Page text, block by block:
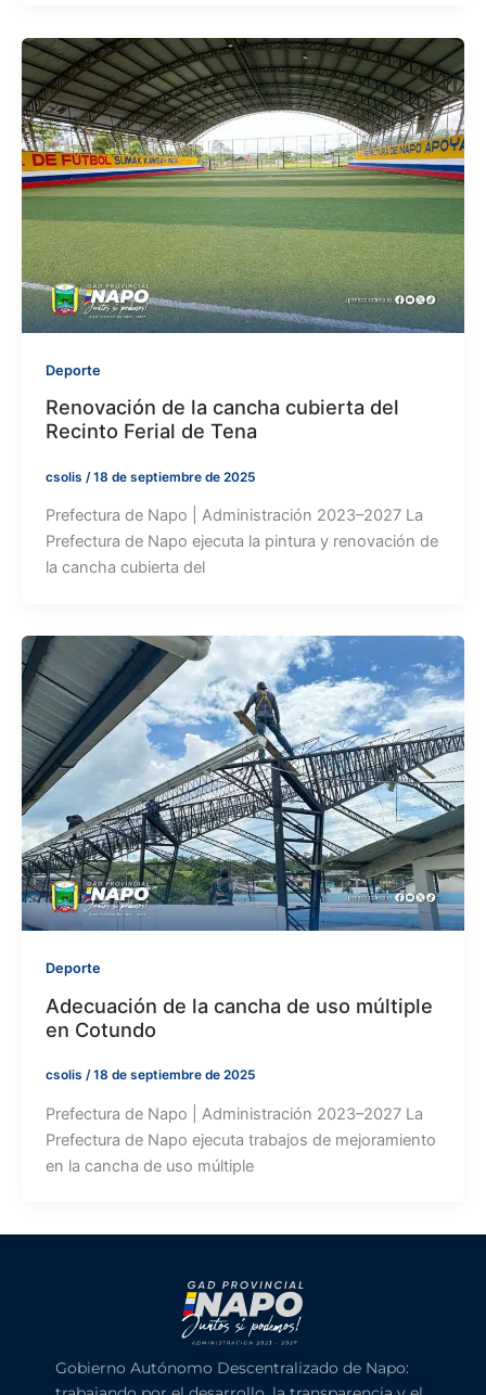
Deporte
Renovación de la cancha cubierta del
Recinto Ferial de Tena
csolis /18 de septiembre de 2025
Prefectura de Napo | Administración 2023–2027 La
Prefectura de Napo ejecuta la pintura y renovación de
la cancha cubierta del
Deporte
Adecuación de la cancha de uso múltiple
en Cotundo
csolis /18 de septiembre de 2025
Prefectura de Napo | Administración 2023–2027 La
Prefectura de Napo ejecuta trabajos de mejoramiento
en la cancha de uso múltiple
Gobierno Autónomo Descentralizado de Napo: